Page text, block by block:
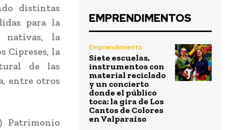
distintas
para la
nativas, la
Cipreses, la
de las
entre otros
Patrimonio
EMPRENDIMENTOS
Emprendimiento
Siete escuelas,
instrumentos con
material reciclado
y un concierto
donde el público
toca: la gira de Los
Cantos de Colores
en Valparaíso